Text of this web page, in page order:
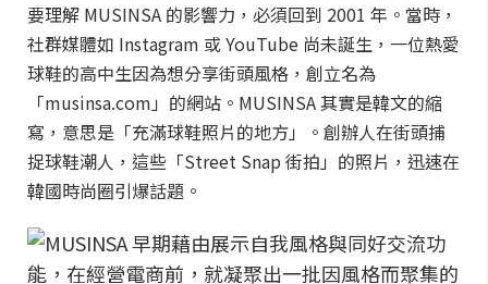
要理解 MUSINSA 的影響力，必須回到 2001 年。當時，
社群媒體如 Instagram 或 YouTube 尚未誕生，一位熱愛
球鞋的高中生因為想分享街頭風格，創立名為
「musinsa.com」的網站。MUSINSA 其實是韓文的縮
寫，意思是「充滿球鞋照片的地方」。創辦人在街頭捕
捉球鞋潮人，這些「Street Snap 街拍」的照片，迅速在
韓國時尚圈引爆話題。